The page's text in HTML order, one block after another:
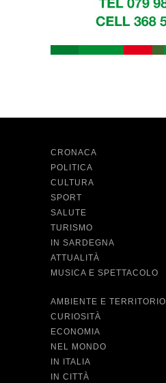
CRONACA
POLITICA
CULTURA
SPORT
SALUTE
TURISMO
IN SARDEGNA
ATTUALITÀ
MUSICA E SPETTACOLO
AMBIENTE E TERRITORIO
CURIOSITÀ
ECONOMIA
NEL MONDO
IN ITALIA
IN CITTÀ